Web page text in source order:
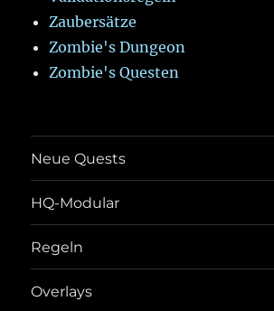
Zaubersätze
Zombie's Dungeon
Zombie's Questen
Neue Quests
HQ-Modular
Regeln
Overlays